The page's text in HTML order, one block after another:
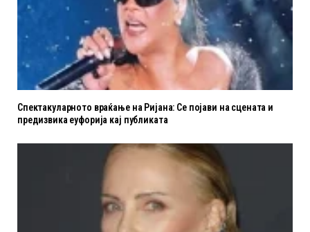
Спектакуларното враќање на Ријана: Се појави на сцената и
предизвика еуфорија кај публиката